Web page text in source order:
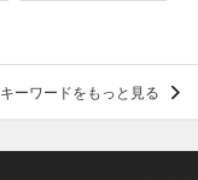
キーワードをもっと見る